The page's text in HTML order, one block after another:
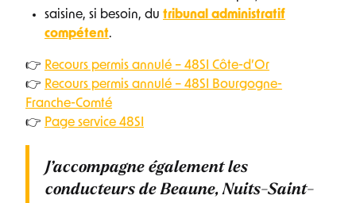
saisine, si besoin, du tribunal administratif
compétent.
👉 Recours permis annulé – 48SI Côte-d’Or
👉 Recours permis annulé – 48SI Bourgogne-
Franche-Comté
👉 Page service 48SI
J’accompagne également les
conducteurs deBeaune, Nuits-Saint-